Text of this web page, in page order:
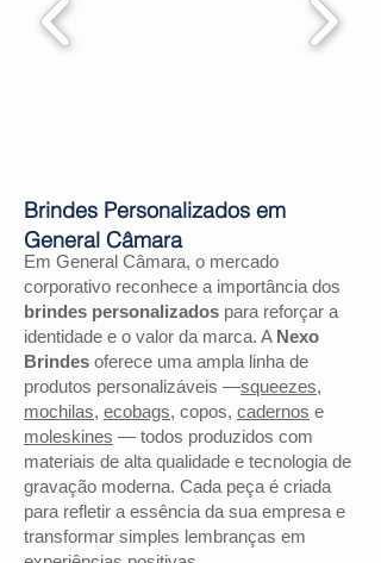
Em General Câmara, o mercado
corporativo reconhece a importância dos
brindes personalizados para reforçar a
identidade e o valor da marca. A Nexo
Brindes oferece uma ampla linha de
produtos personalizáveis —squeezes,
mochilas, ecobags, copos, cadernos e
moleskines — todos produzidos com
materiais de alta qualidade e tecnologia de
gravação moderna. Cada peça é criada
para refletir a essência da sua empresa e
transformar simples lembranças em
Brindes Personalizados em
General Câmara